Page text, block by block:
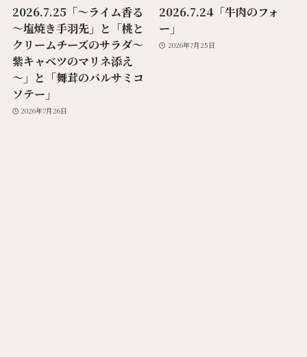
2026.7.25「～ライム香る
～塩焼き手羽先」と「桃と
クリームチーズのサラダ～
紫キャベツのマリネ添え
～」と「舞茸のバルサミコ
ソテー」
2026年7月26日
2026.7.24「牛肉のフォ
ー」
2026年7月25日